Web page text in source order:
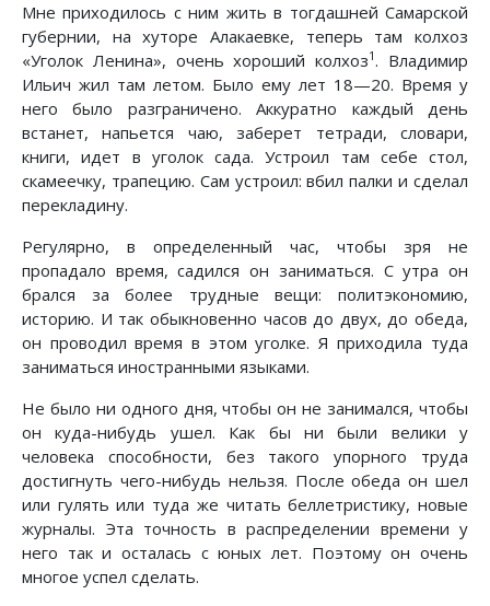
Мне приходилось с ним жить в тогдашней Самарской
губернии, на хуторе Алакаевке, теперь там колхоз
«Уголок Ленина», очень хороший колхоз1. Владимир
Ильич жил там летом. Было ему лет 18—20. Время у
него было разграничено. Аккуратно каждый день
встанет, напьется чаю, заберет тетради, словари,
книги, идет в уголок сада. Устроил там себе стол,
скамеечку, трапецию. Сам устроил: вбил палки и сделал
перекладину.
Регулярно, в определенный час, чтобы зря не
пропадало время, садился он заниматься. С утра он
брался за более трудные вещи: политэкономию,
историю. И так обыкновенно часов до двух, до обеда,
он проводил время в этом уголке. Я приходила туда
заниматься иностранными языками.
Не было ни одного дня, чтобы он не занимался, чтобы
он куда-нибудь ушел. Как бы ни были велики у
человека способности, без такого упорного труда
достигнуть чего-нибудь нельзя. После обеда он шел
или гулять или туда же читать беллетристику, новые
журналы. Эта точность в распределении времени у
него так и осталась с юных лет. Поэтому он очень
многое успел сделать.